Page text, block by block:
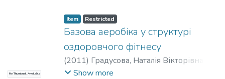
викладанні теоретичних основ та
методики проведення занять з
баскетболу.
No Thumbnail Available
Item Restricted
Базова аеробіка у структурі
оздоровчого фітнесу
(2011) Градусова, Наталія Вікторівна
Кузьменко, Наталія Вікторівна
Show more